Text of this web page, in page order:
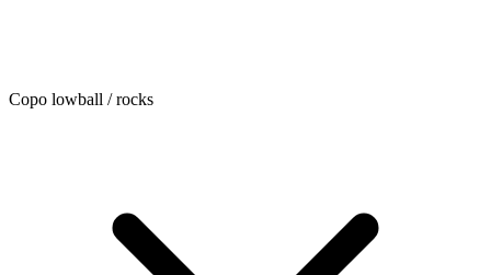
Copo lowball / rocks